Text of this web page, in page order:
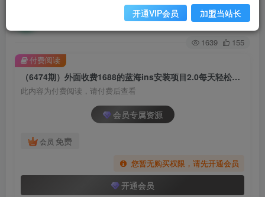
关注 私信
1639 155
（6474期）外面收费1688的蓝海ins安装项目2.0每天轻松收入1000+
此内容为付费阅读，请付费后查看
会员专属资源
会员 免费
您暂无购买权限，请先开通会员
开通会员
付费阅读
开通VIP会员 加盟当站长